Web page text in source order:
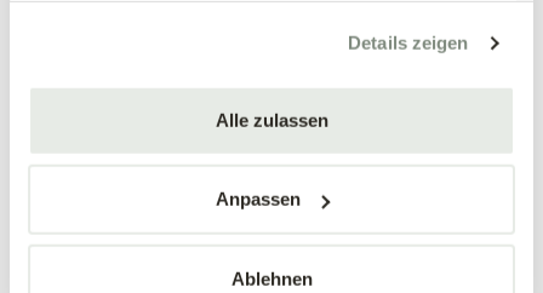
Details zeigen
Alle zulassen
Anpassen
Ablehnen4 Liter Topf